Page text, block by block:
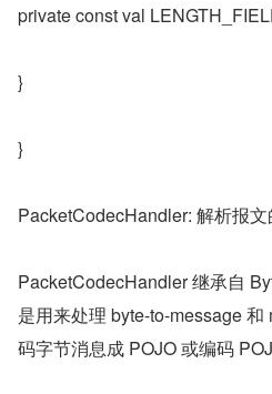
private const val
}
}
PacketCodecHandler: 解析报文
PacketCodecHandler 继承自
是用来处理 byte-to-message
码字节消息成 POJO 或编码